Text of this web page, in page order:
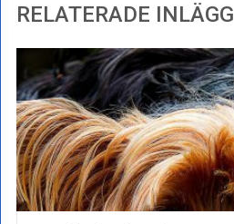
RELATERADE INLÄGG